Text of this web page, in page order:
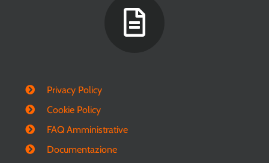
Privacy Policy
Cookie Policy
FAQ Amministrative
Documentazione